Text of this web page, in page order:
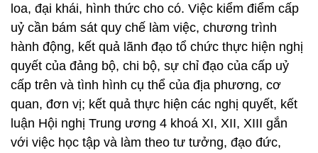
loa, đại khái, hình thức cho có. Việc kiểm điểm cấp
uỷ cần bám sát quy chế làm việc, chương trình
hành động, kết quả lãnh đạo tổ chức thực hiện nghị
quyết của đảng bộ, chi bộ, sự chỉ đạo của cấp uỷ
cấp trên và tình hình cụ thể của địa phương, cơ
quan, đơn vị; kết quả thực hiện các nghị quyết, kết
luận Hội nghị Trung ương 4 khoá XI, XII, XIII gắn
với việc học tập và làm theo tư tưởng, đạo đức,